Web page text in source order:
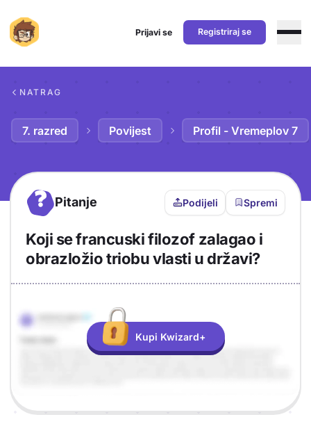
Prijavi se Registriraj se
NATRAG
7. razred Povijest Profil - Vremeplov 7
? Pitanje Podijeli Spremi
Koji se francuski filozof zalagao i
obrazložio triobu vlasti u državi?
Odgovor
Objašnjenje
Kupi Kwizard+